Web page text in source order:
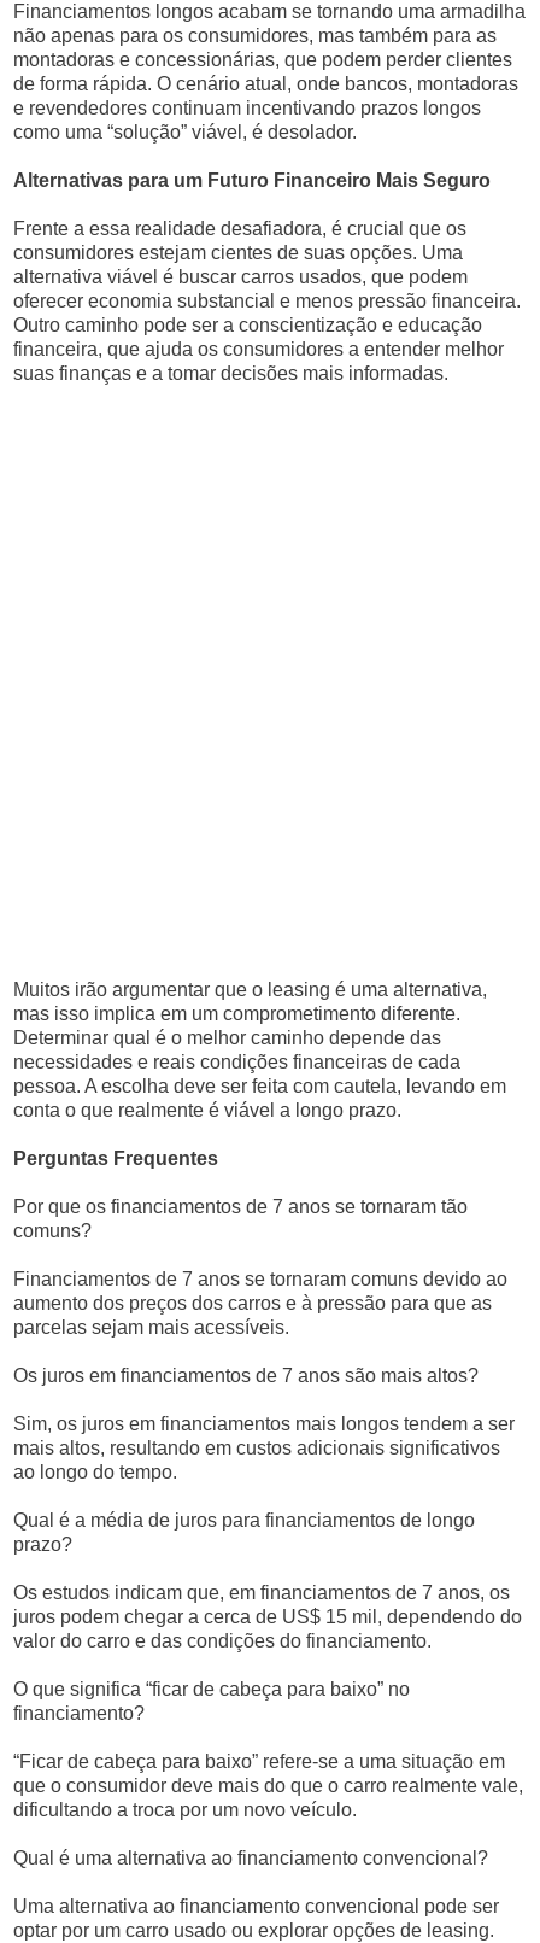
Financiamentos longos acabam se tornando uma armadilha
não apenas para os consumidores, mas também para as
montadoras e concessionárias, que podem perder clientes
de forma rápida. O cenário atual, onde bancos, montadoras
e revendedores continuam incentivando prazos longos
como uma “solução” viável, é desolador.
Alternativas para um Futuro Financeiro Mais Seguro
Frente a essa realidade desafiadora, é crucial que os
consumidores estejam cientes de suas opções. Uma
alternativa viável é buscar carros usados, que podem
oferecer economia substancial e menos pressão financeira.
Outro caminho pode ser a conscientização e educação
financeira, que ajuda os consumidores a entender melhor
suas finanças e a tomar decisões mais informadas.
Muitos irão argumentar que o leasing é uma alternativa,
mas isso implica em um comprometimento diferente.
Determinar qual é o melhor caminho depende das
necessidades e reais condições financeiras de cada
pessoa. A escolha deve ser feita com cautela, levando em
conta o que realmente é viável a longo prazo.
Perguntas Frequentes
Por que os financiamentos de 7 anos se tornaram tão
comuns?
Financiamentos de 7 anos se tornaram comuns devido ao
aumento dos preços dos carros e à pressão para que as
parcelas sejam mais acessíveis.
Os juros em financiamentos de 7 anos são mais altos?
Sim, os juros em financiamentos mais longos tendem a ser
mais altos, resultando em custos adicionais significativos
ao longo do tempo.
Qual é a média de juros para financiamentos de longo
prazo?
Os estudos indicam que, em financiamentos de 7 anos, os
juros podem chegar a cerca de US$ 15 mil, dependendo do
valor do carro e das condições do financiamento.
O que significa “ficar de cabeça para baixo” no
financiamento?
“Ficar de cabeça para baixo” refere-se a uma situação em
que o consumidor deve mais do que o carro realmente vale,
dificultando a troca por um novo veículo.
Qual é uma alternativa ao financiamento convencional?
Uma alternativa ao financiamento convencional pode ser
optar por um carro usado ou explorar opções de leasing.